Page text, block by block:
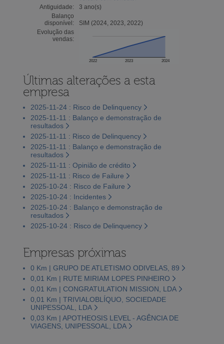
Antiguidade:
3 ano(s)
Balanço
disponível:
SIM (2024, 2023, 2022)
Evolução das
vendas:
2022 2023 2024
Últimas alterações a esta
empresa
2025-11-24 : Risco de Delinquency
2025-11-11 : Balanço e demonstração de
resultados
2025-11-11 : Risco de Delinquency
2025-11-11 : Balanço e demonstração de
resultados
2025-11-11 : Opinião de crédito
2025-11-11 : Risco de Failure
2025-10-24 : Risco de Failure
2025-10-24 : Incidentes
2025-10-24 : Balanço e demonstração de
resultados
2025-10-24 : Risco de Delinquency
Empresas próximas
0 Km | GRUPO DE ATLETISMO ODIVELAS, 89
0,01 Km | RUTE MIRIAM LOPES PINHEIRO
0,01 Km | CONGRATULATION MISSION, LDA
0,01 Km | TRIVIALOBLÍQUO, SOCIEDADE
UNIPESSOAL, LDA
0,03 Km | APOTHEOSIS LEVEL - AGÊNCIA DE
VIAGENS, UNIPESSOAL, LDA